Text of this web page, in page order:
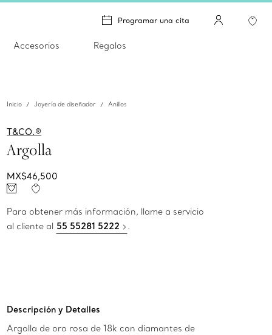
Programar una cita
Accesorios Regalos
Inicio Joyería de diseñador Anillos
T&CO.®
Argolla
MX$46,500
Para obtener más información, llame a servicio
al cliente al 55 55281 5222 .
Descripción y Detalles
Argolla de oro rosa de 18k con diamantes de